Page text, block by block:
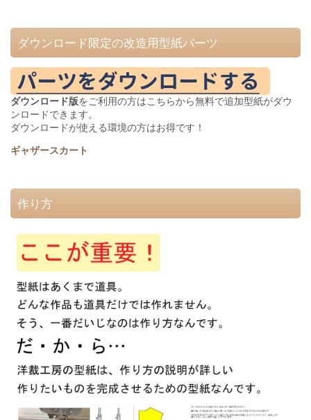
ダウンロード限定の改造用型紙パーツ
ダウンロード版をご利用の方はこちらから無料で追加型紙がダウ
ンロードできます。
ダウンロードが使える環境の方はお得です！
ギャザースカート
作り方